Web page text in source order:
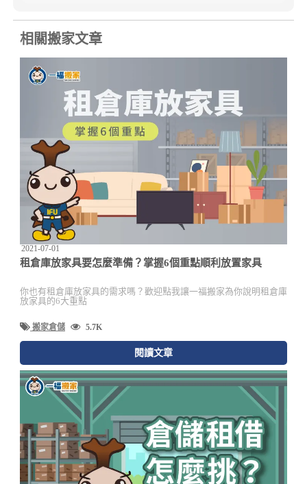
相關搬家文章
2021-07-01
租倉庫放家具要怎麼準備？掌握6個重點順利放置家具
你也有租倉庫放家具的需求嗎？歡迎點我讓一福搬家為你說明租倉庫
放家具的6大重點
搬家倉儲 5.7K
閱讀文章